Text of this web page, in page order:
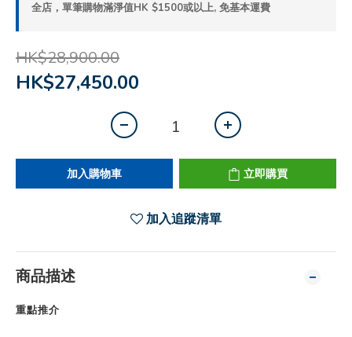
全店，單筆購物滿淨值HK $1500或以上, 免基本運費
HK$28,900.00
HK$27,450.00
加入購物車 立即購買
加入追蹤清單
商品描述
重點推介